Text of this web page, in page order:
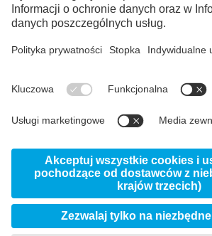
Instagram
© 2026 Uddeholm Polska - Dział
Performance Metals Polska
Ogólne Warunki
Polityka prywatności